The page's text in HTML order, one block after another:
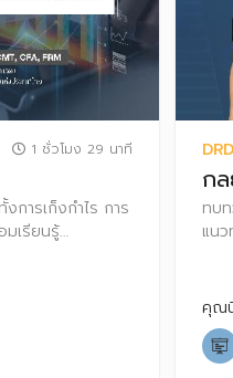
1 ชั่วโมง 29 นาที
การเก็งกําไร การ
มเรียนรู้
ก
ทบ
แน
คุณ